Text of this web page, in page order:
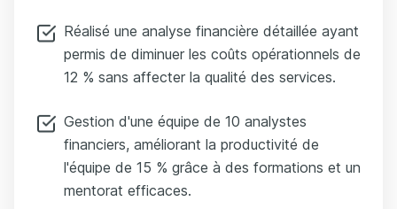
Réalisé une analyse financière détaillée ayant
permis de diminuer les coûts opérationnels de
12 % sans affecter la qualité des services.
Gestion d'une équipe de 10 analystes
financiers, améliorant la productivité de
l'équipe de 15 % grâce à des formations et un
mentorat efficaces.